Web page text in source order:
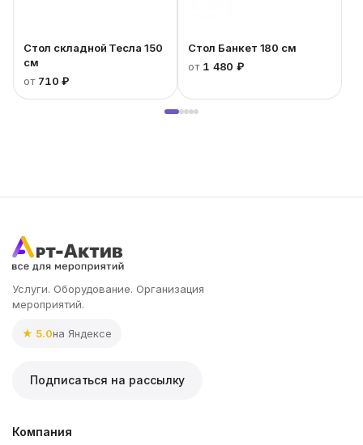
Стол складной Тесла 150
см
от 710 ₽
Стол Банкет 180 см
от 1 480 ₽
Услуги. Оборудование. Организация
мероприятий.
★ 5.0на Яндексе
Подписаться на рассылку
Компания